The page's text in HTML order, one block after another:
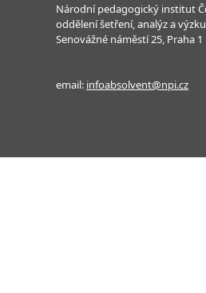
Národní pedagogický institut
oddělení šetření, analýz a
Senovážné náměstí 25, Praha 1
email: infoabsolvent@npi.cz